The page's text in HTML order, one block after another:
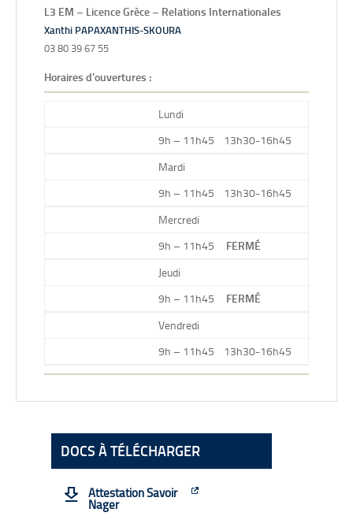
L3 EM – Licence Grèce – Relations Internationales
Xanthi PAPAXANTHIS-SKOURA
03 80 39 67 55
Horaires d’ouvertures :
Lundi
9h – 11h45 13h30-16h45
Mardi
9h – 11h45 13h30-16h45
Mercredi
9h – 11h45 FERMÉ
Jeudi
9h – 11h45 FERMÉ
Vendredi
9h – 11h45 13h30-16h45
Nathalie SAULNIER
03 85 77 00 77
Horaires d’ouvertures :
DOCS À TÉLÉCHARGER
Attestation Savoir
Nager